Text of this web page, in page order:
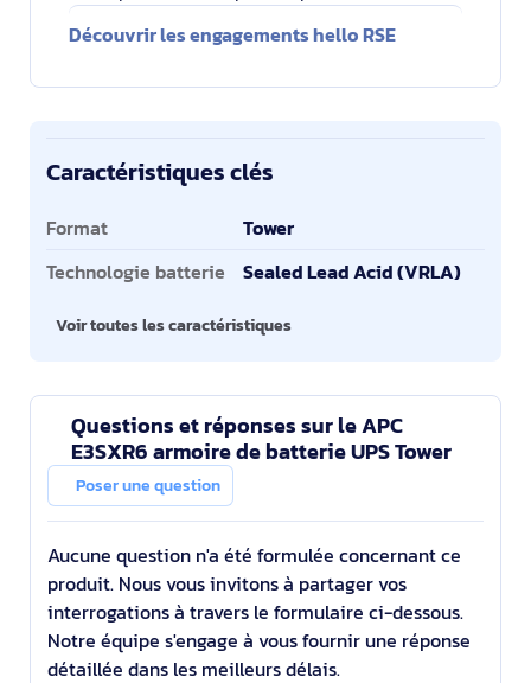
Découvrir les engagements hello RSE
Caractéristiques clés
Caractéristiques clés
Format
Tower
Technologie batterie
Sealed Lead Acid (VRLA)
Voir toutes les caractéristiques
Questions et réponses sur le APC
E3SXR6 armoire de batterie UPS Tower
Poser une question
Aucune question n'a été formulée concernant ce
produit. Nous vous invitons à partager vos
interrogations à travers le formulaire ci-dessous.
Notre équipe s'engage à vous fournir une réponse
détaillée dans les meilleurs délais.